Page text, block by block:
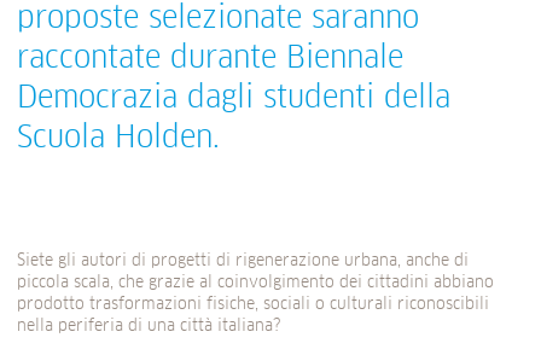
proposte selezionate saranno
raccontate durante Biennale
Democrazia dagli studenti della
Scuola Holden.
Siete gli autori di progetti di rigenerazione urbana, anche di
piccola scala, che grazie al coinvolgimento dei cittadini abbiano
prodotto trasformazioni fisiche, sociali o culturali riconoscibili
nella periferia di una città italiana?